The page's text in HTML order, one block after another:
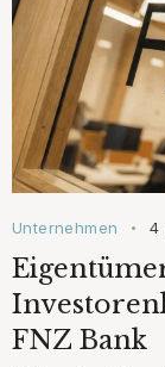
Unternehmen • 4
FNZ Bank